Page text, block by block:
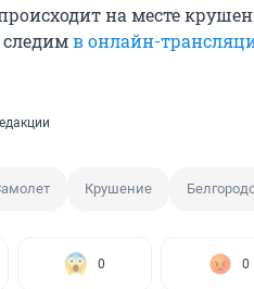
на месте
в онлайн-
Крушение
0 0